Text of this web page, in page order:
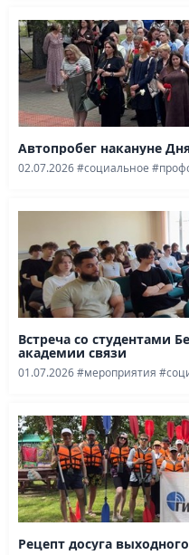
Автопробег накануне
02.07.2026#социальное
Встреча со студентами
академии связи
01.07.2026#мероприятия
Рецепт досуга